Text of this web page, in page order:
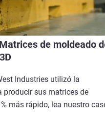
de moldeado
Industries utilizó la
producir sus matrices de
más rápido, lea nuestro